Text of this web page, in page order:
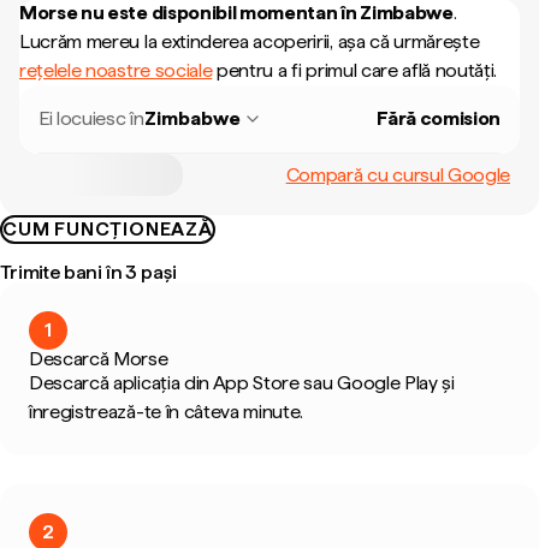
Morse nu este disponibil momentan în Zimbabwe.
Lucrăm mereu la extinderea acoperirii, așa că urmărește
rețelele noastre socialepentru a fi primul care află noutăți.
Ei locuiesc înZimbabwe Fără comision
Compară cu cursul Google
CUM FUNCȚIONEAZĂ
Trimite bani în 3 pași
1
Descarcă Morse
Descarcă aplicația din App Store sau Google Play și
înregistrează-te în câteva minute.
2